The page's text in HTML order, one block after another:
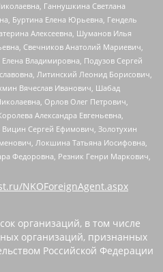
Ганнушкина Светлана
Буртина Елена Юрьевна, Гендель
Алексеевна, Шуманов Илья
Свечников Анатолий Мариевич,
Владимировна, Подузов Сергей
Литинский Леонид Борисович,
Вячеслав Иванович, Шабад
Орлов Олег Петрович,
Александра Евгеньевна,
Сергей Ефимович, Золотухин
Локшина Татьяна Иосифовна,
Федоровна, Резник Генри Маркович,
NKOForeignAgent.aspx
организаций, в том числе
организаций, признанных
Российской Федерации